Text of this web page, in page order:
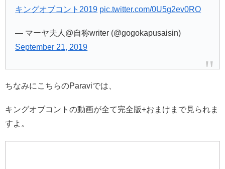
キングオブコント2019 pic.twitter.com/0U5g2ev0RO
— マーヤ夫人@自称writer (@gogokapusaisin)
September 21, 2019
ちなみにこちらのParaviでは、
キングオブコントの動画が全て完全版+おまけまで見られま
すよ。